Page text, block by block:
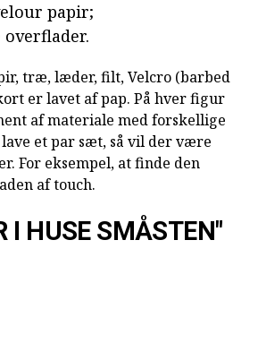
papir;
træ, læder, filt, Velcro (barbed
er lavet af pap. På hver figur
af materiale med forskellige
et par sæt, så vil der være
For eksempel, at finde den
af touch.
I HUSE SMÅSTEN"